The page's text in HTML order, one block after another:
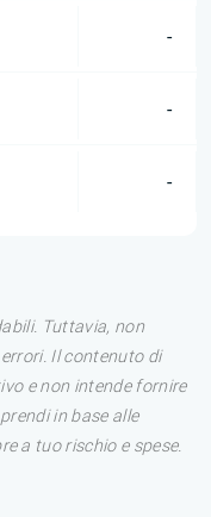
-
-
-
Tuttavia, non
Il contenuto di
e non intende fornire
in base alle
a tuo rischio e spese.